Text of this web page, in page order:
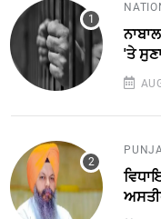
'ਤੇ